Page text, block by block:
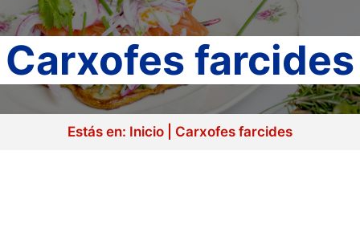
Carxofes farcides
Estás en: Inicio Carxofes farcides